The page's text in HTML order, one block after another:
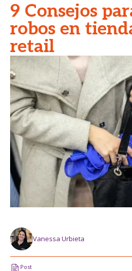
9 Consejos
robos en
retail
Vanessa Urbieta
Post